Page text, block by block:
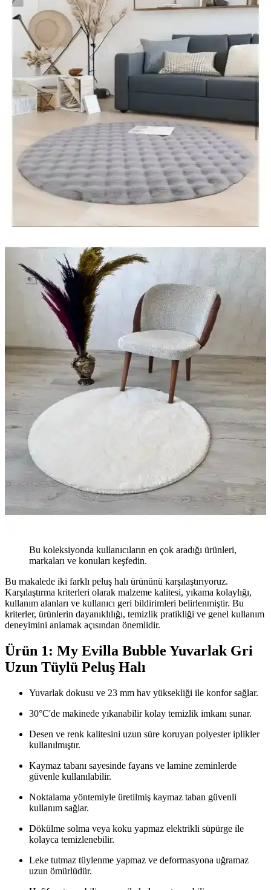
Bu koleksiyonda kullanıcıların en çok aradığı ürünleri,
markaları ve konuları keşfedin.
Bu makalede iki farklı peluş halı ürününü karşılaştırıyoruz.
Karşılaştırma kriterleri olarak malzeme kalitesi, yıkama kolaylığı,
kullanım alanları ve kullanıcı geri bildirimleri belirlenmiştir. Bu
kriterler, ürünlerin dayanıklılığı, temizlik pratikliği ve genel kullanım
deneyimini anlamak açısından önemlidir.
Ürün 1: My Evilla Bubble Yuvarlak Gri
Uzun Tüylü Peluş Halı
Yuvarlak dokusu ve 23 mm hav yüksekliği ile konfor sağlar.
30°C'de makinede yıkanabilir kolay temizlik imkanı sunar.
Desen ve renk kalitesini uzun süre koruyan polyester iplikler
kullanılmıştır.
Kaymaz tabanı sayesinde fayans ve lamine zeminlerde
güvenle kullanılabilir.
Noktalama yöntemiyle üretilmiş kaymaz taban güvenli
kullanım sağlar.
Dökülme solma veya koku yapmaz elektrikli süpürge ile
kolayca temizlenebilir.
Leke tutmaz tüylenme yapmaz ve deformasyona uğramaz
uzun ömürlüdür.